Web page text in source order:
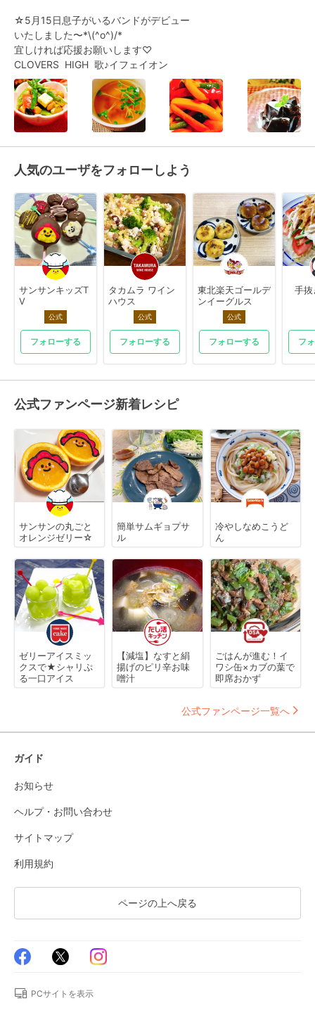
☆5月15日息子がいるバンドがデビュー
いたしました〜*\(^o^)/*
宜しければ応援お願いします♡
CLOVERS  HIGH  歌♪イフェイオン
人気のユーザをフォローしよう
サンサンキッズT
V
公式
フォローする
タカムラ ワイン
ハウス
公式
フォローする
東北楽天ゴールデ
ンイーグルス
公式
フォローする
手抜
フ
公式ファンページ新着レシピ
サンサンの丸ごと
オレンジゼリー☆
簡単サムギョプサ
ル
冷やしなめこうど
ん
ゼリーアイスミッ
クスで★シャリぷ
る一口アイス
【減塩】なすと絹
揚げのピリ辛お味
噌汁
ごはんが進む！イ
ワシ缶×カブの葉で
即席おかず
公式ファンページ一覧へ
ガイド
お知らせ
ヘルプ・お問い合わせ
サイトマップ
利用規約
ページの上へ戻る
PCサイトを表示